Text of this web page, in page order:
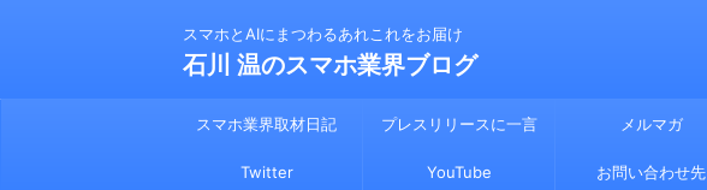
スマホとAIにまつわるあれこれをお届け
石川 温のスマホ業界ブログ
スマホ業界取材日記 プレスリリースに一言 メルマガ
Twitter YouTube お問い合わせ先